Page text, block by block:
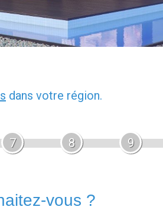
dans votre région.
7 8 9
vous ?